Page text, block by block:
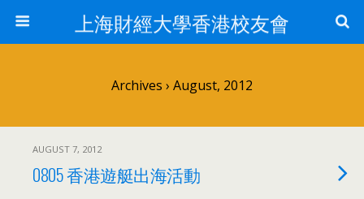
上海財經大學香港校友會
Archives › August, 2012
AUGUST 7, 2012
0805 香港遊艇出海活動